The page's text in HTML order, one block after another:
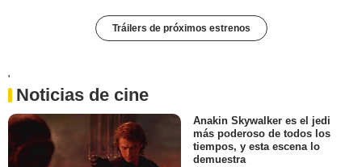
Tráilers de próximos estrenos
'
Noticias de cine
Anakin Skywalker es el jedi
más poderoso de todos los
tiempos, y esta escena lo
demuestra